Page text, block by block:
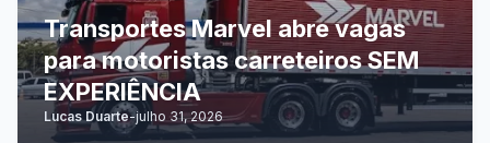
Transportes Marvel abre vagas
para motoristas carreteiros SEM
EXPERIÊNCIA
Lucas Duarte-julho 31, 2026